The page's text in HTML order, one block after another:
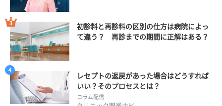
初診料と再診料の区別の仕方は病院によっ
て違う？ 再診までの期間に正解はある？
レセプトの返戻があった場合はどうすれば
いい？そのプロセスとは？
コラム配信